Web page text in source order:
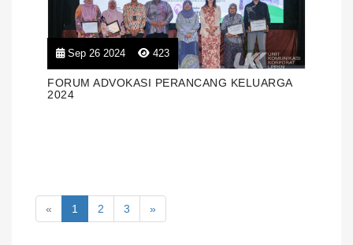
Sep 26 2024 423
FORUM ADVOKASI PERANCANG KELUARGA
2024
« 1 2 3 »